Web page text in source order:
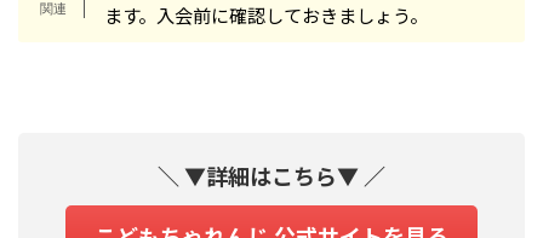
ます。入会前に確認しておきましょう。
＼ ▼詳細はこちら▼ ／